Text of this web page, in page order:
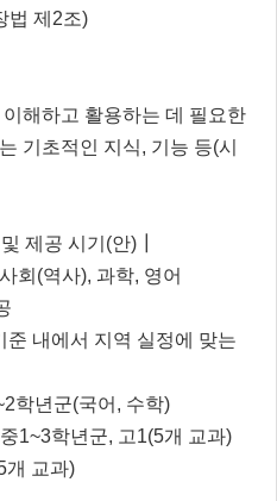
법 제2조)
해하고 활용하는 데 필요한
기초적인 지식, 기능 등(시
제공 시기(안)┃
회(역사), 과학, 영어
내에서 지역 실정에 맞는
학년군(국어, 수학)
1~3학년군, 고1(5개 교과)
개 교과)